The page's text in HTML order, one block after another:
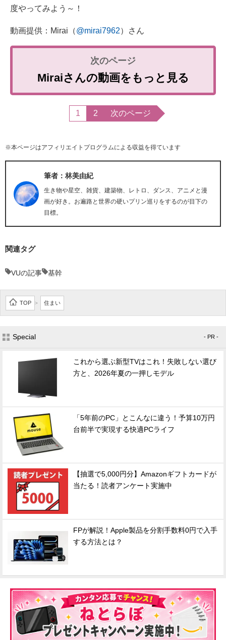
度やってみよう～！
動画提供：Mirai（@mirai7962）さん
Miraiさんの動画をもっと見る
1 2 次のページ
※本ページはアフィリエイトプログラムによる収益を得ています
筆者：林美由紀
生き物や星空、雑貨、建築物、レトロ、ダンス、アニメと漫
画が好き。お遍路と世界の硬いプリン巡りをするのが目下の
目標。
関連タグ
VUの記事 基幹
TOP > 住まい
Special - PR -
これから選ぶ新型TVはこれ！失敗しない選び
方と、2026年夏の一押しモデル
「5年前のPC」とこんなに違う！予算10万円
台前半で実現する快適PCライフ
【抽選で5,000円分】Amazonギフトカードが
当たる！読者アンケート実施中
FPが解説！Apple製品を分割手数料0円で入手
する方法とは？